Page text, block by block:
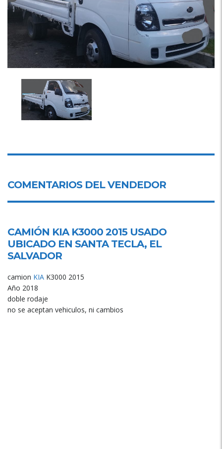
COMENTARIOS DEL VENDEDOR
CAMIÓN KIA K3000 2015 USADO
UBICADO EN SANTA TECLA, EL
SALVADOR
camion KIA K3000 2015
Año 2018
doble rodaje
no se aceptan vehiculos, ni cambios